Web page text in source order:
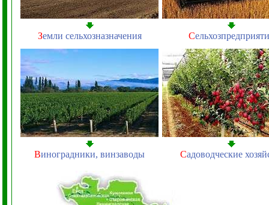
Земли сельхозназначения С
Виноградники, винзаводы Садоводческие